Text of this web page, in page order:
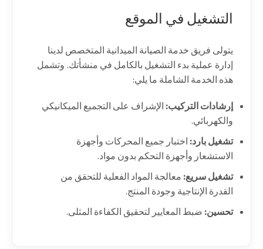
التشغيل في الموقع
يتولى فريق خدمة الصيانة الميدانية المتخصص لدينا
إدارة عملية بدء التشغيل بالكامل في منشأتك. وتشمل
هذه الخدمة الشاملة ما يلي:
إرشادات التركيب: الإشراف على التجميع الميكانيكي
والكهربائي.
تشغيل بارد: اختبار جميع المحركات وأجهزة
الاستشعار وأجهزة التحكم بدون مواد.
تشغيل سريع: معالجة المواد الفعلية للتحقق من
القدرة الإنتاجية وجودة المنتج.
تحسين: ضبط المعايير لتحقيق الكفاءة المثلى.